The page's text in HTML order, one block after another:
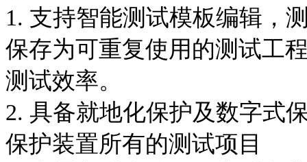
1. 支持智能测试模板编辑，
保存为可重复使用的测试工
测试效率。
2. 具备就地化保护及数字式
保护装置所有的测试项目